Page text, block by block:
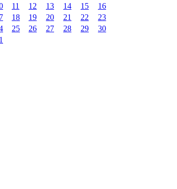
11 12 13 14 15
16
18 19 20 21 22
23
25 26 27 28 29
30